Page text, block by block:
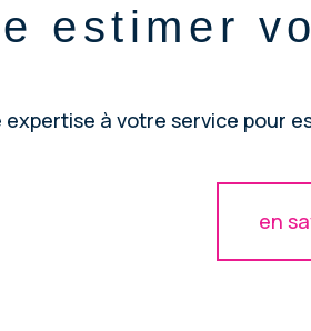
estimer
à votre service pour
en